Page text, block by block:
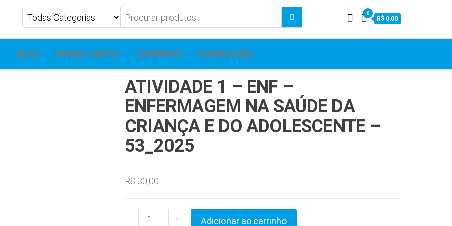
0
R$ 0,00
BLOG MINHA CONTA CARRINHO DOWNLOADS
ATIVIDADE 1 – ENF –
ENFERMAGEM NA SAÚDE DA
CRIANÇA E DO ADOLESCENTE –
53_2025
R$ 30,00
- + Adicionar ao carrinho